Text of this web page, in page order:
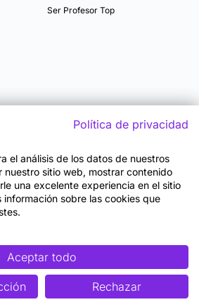
Ser Profesor Top
Términos y Condiciones de Uso
Cookies
S.L.
Política de privacidad
el análisis de los datos de nuestros
nuestro sitio web, mostrar contenido
una excelente experiencia en el sitio
sobre las cookies que
Aceptar todo
Rechazar